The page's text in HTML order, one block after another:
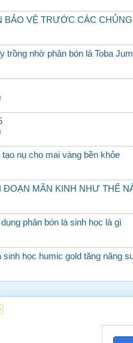
BẢO VỆ TRƯỚC CÁC
trồng nhờ phân bón lá Toba Jum
nụ cho mai vàng bền khỏe
ĐOẠN MÃN KINH NHƯ THẾ
phân bón lá sinh học là gì
sinh học humic gold tăng năng